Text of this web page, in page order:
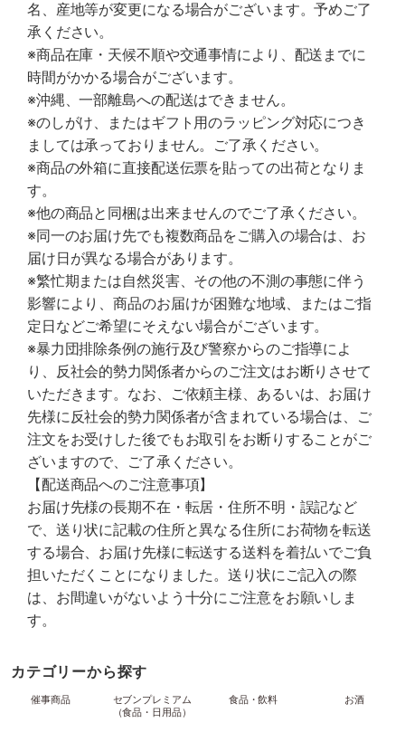
名、産地等が変更になる場合がございます。予めご了
承ください。
※商品在庫・天候不順や交通事情により、配送までに
時間がかかる場合がございます。
※沖縄、一部離島への配送はできません。
※のしがけ、またはギフト用のラッピング対応につき
ましては承っておりません。ご了承ください。
※商品の外箱に直接配送伝票を貼っての出荷となりま
す。
※他の商品と同梱は出来ませんのでご了承ください。
※同一のお届け先でも複数商品をご購入の場合は、お
届け日が異なる場合があります。
※繁忙期または自然災害、その他の不測の事態に伴う
影響により、商品のお届けが困難な地域、またはご指
定日などご希望にそえない場合がございます。
※暴力団排除条例の施行及び警察からのご指導によ
り、反社会的勢力関係者からのご注文はお断りさせて
いただきます。なお、ご依頼主様、あるいは、お届け
先様に反社会的勢力関係者が含まれている場合は、ご
注文をお受けした後でもお取引をお断りすることがご
ざいますので、ご了承ください。
【配送商品へのご注意事項】
お届け先様の長期不在・転居・住所不明・誤記など
で、送り状に記載の住所と異なる住所にお荷物を転送
する場合、お届け先様に転送する送料を着払いでご負
担いただくことになりました。送り状にご記入の際
は、お間違いがないよう十分にご注意をお願いしま
す。
カテゴリーから探す
催事商品
セブンプレミアム
（食品・日用品）
食品・飲料 お酒